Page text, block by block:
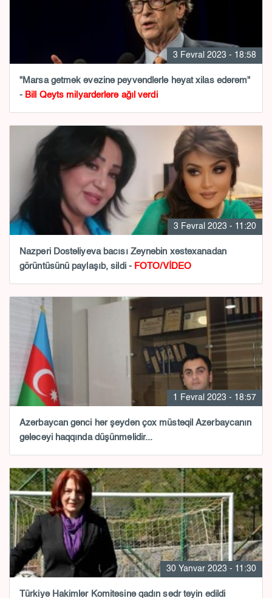
3 Fevral 2023 - 18:58
"Marsa getmək əvəzinə peyvəndlərlə həyat xilas edərəm"
- Bill Qeyts milyarderlərə ağıl verdi
3 Fevral 2023 - 11:20
Nazpəri Dostəliyeva bacısı Zeynəbin xəstəxanadan
görüntüsünü paylaşıb, sildi - FOTO/VİDEO
1 Fevral 2023 - 18:57
Azərbaycan gənci hər şeydən çox müstəqil Azərbaycanın
gələcəyi haqqında düşünməlidir...
30 Yanvar 2023 - 11:30
Türkiyə Hakimlər Komitəsinə qadın sədr təyin edildi